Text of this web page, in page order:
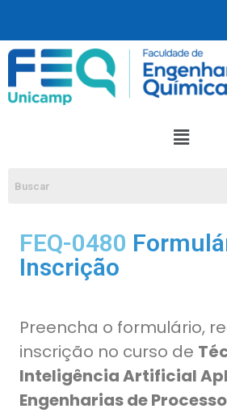
FEQ-0480
Inscrição
Preencha o formulário,
inscrição no curso de
Inteligência Artificial
Engenharias de